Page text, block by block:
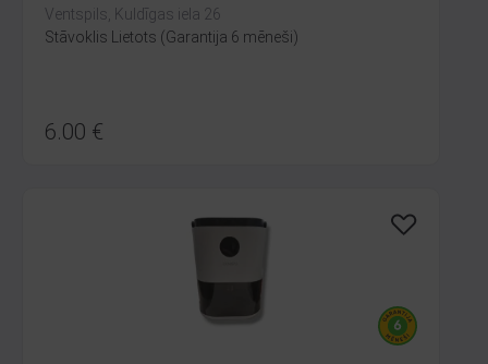
Ventspils, Kuldīgas iela 26
Stāvoklis Lietots (Garantija 6 mēneši)
6.00 €